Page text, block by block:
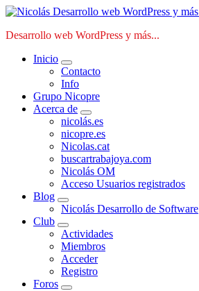
Saltar
contenido
Desarrollo web WordPress y más...
Inicio
Contacto
Info
Grupo Nicopre
Acerca de
nicolás.es
nicopre.es
Nicolas.cat
buscartrabajoya.com
Nicolás OM
Acceso Usuarios registrados
Blog
Nicolás Desarrollo de Software
Club
Actividades
Miembros
Acceder
Registro
Foros